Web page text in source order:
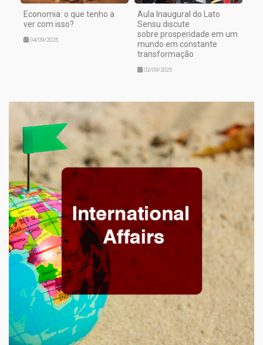
Economia: o que tenho a
ver com isso?
04/09/2025
Aula Inaugural do Lato
Sensu discute
sobre prosperidade em um
mundo em constante
transformação
02/09/2025